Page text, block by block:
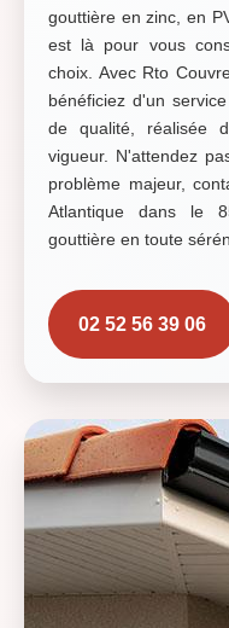
gouttière en zinc, en
est là pour vous
choix. Avec Rto
bénéficiez d'un
de qualité, réalisée
vigueur. N'attendez
problème majeur,
Atlantique dans le
gouttière en toute
02 52 56 39 06